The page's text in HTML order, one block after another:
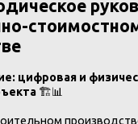
цифровая и
🏗️📊